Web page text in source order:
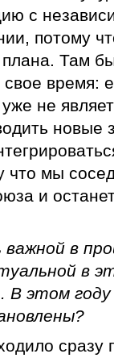
с
потому
Там
время:
не
новые
что мы
и
в
в
В этом
сразу